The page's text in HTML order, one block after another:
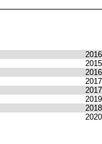
2016
2015
2016
2017
2017
2019
2018
2020